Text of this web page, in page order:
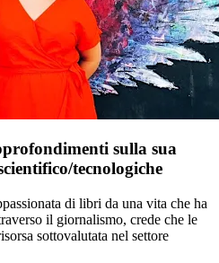
sulla sua
tecnologiche
di libri da una vita che ha
il giornalismo, crede che le
sottovalutata nel settore